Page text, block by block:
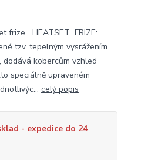
frize HEATSET FRIZE:
tzv. tepelným vysrážením.
kobercům vzhled
speciálně upraveném
celý popis
- expedice do 24